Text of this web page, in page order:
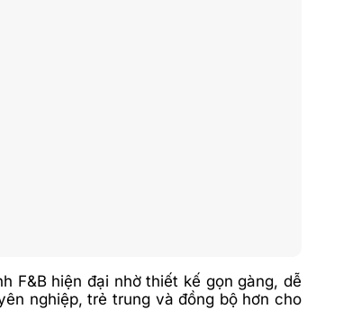
F&B hiện đại nhờ thiết kế gọn gàng, dễ
nghiệp, trẻ trung và đồng bộ hơn cho